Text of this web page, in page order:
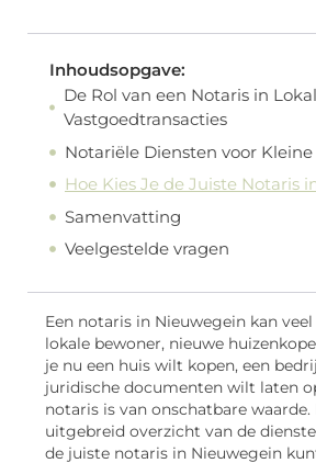
Inhoudsopgave:
De Rol van een Notaris in
Vastgoedtransacties
Notariële Diensten voor
Hoe Kies Je de Juiste Notaris
Samenvatting
Veelgestelde vragen
Een notaris in Nieuwegein kan
lokale bewoner, nieuwe
je nu een huis wilt kopen, een
juridische documenten wilt laten
notaris is van onschatbare
uitgebreid overzicht van de
de juiste notaris in Nieuwegein